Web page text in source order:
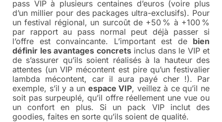
pass VIP à plusieurs centaines d’euros (voire plus
d’un millier pour des packages ultra-exclusifs). Pour
un festival régional, un surcoût de +50 % à +100 %
par rapport au pass normal peut déjà passer si
l’offre est convaincante. L’important est de bien
définir les avantages concretsinclus dans le VIP et
de s’assurer qu’ils soient réalisés à la hauteur des
attentes (un VIP mécontent est pire qu’un festivalier
lambda mécontent, car il aura payé cher !). Par
exemple, s’il y a un espace VIP, veillez à ce qu’il ne
soit pas surpeuplé, qu’il offre réellement une vue ou
un confort en plus. Si un pack VIP inclut des
goodies, faites en sorte qu’ils soient de qualité.